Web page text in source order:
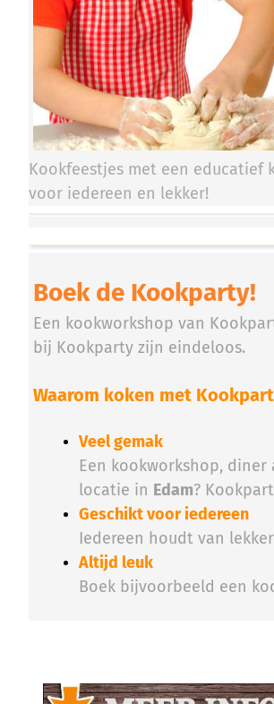
Kookfeestjes met een educatief
voor iedereen en lekker!
Boek de Kookparty!
Een kookworkshop van
bij Kookparty zijn eindeloos.
Waarom koken met
Veel gemak
Een kookworkshop,
locatie in Edam?
Geschikt voor iedereen
Iedereen houdt van
Altijd leuk
Boek bijvoorbeeld een